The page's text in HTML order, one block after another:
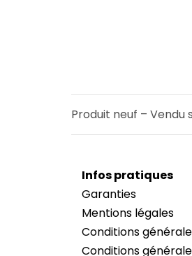
Produit neuf – Vendu
Infos pratiques
Garanties
Mentions légales
Conditions
Conditions